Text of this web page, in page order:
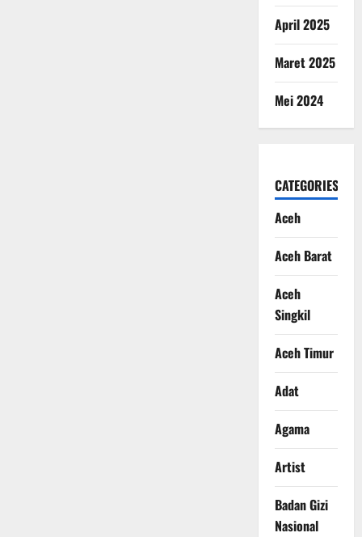
April 2025
Maret 2025
Mei 2024
CATEGORIES
Aceh
Aceh Barat
Aceh
Singkil
Aceh Timur
Adat
Agama
Artist
Badan Gizi
Nasional